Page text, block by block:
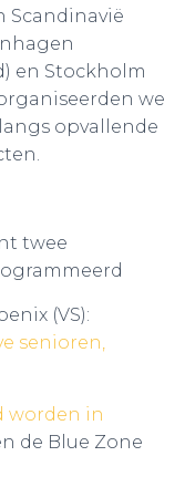
Scandinavië
en Stockholm
we
opvallende
twee
(VS):
senioren,
worden in
de Blue Zone